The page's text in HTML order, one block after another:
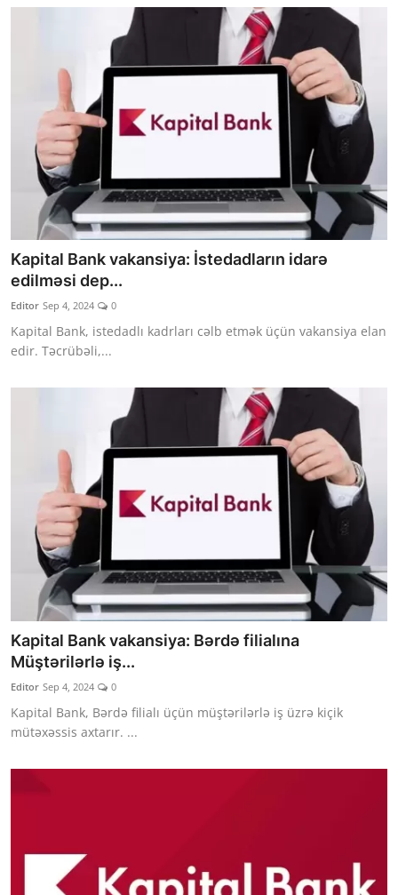
Kapital Bank vakansiya: İstedadların idarə
edilməsi dep...
Editor Sep 4, 2024 0
Kapital Bank, istedadlı kadrları cəlb etmək üçün vakansiya elan
edir. Təcrübəli,...
Kapital Bank vakansiya: Bərdə filialına
Müştərilərlə iş...
Editor Sep 4, 2024 0
Kapital Bank, Bərdə filialı üçün müştərilərlə iş üzrə kiçik
mütəxəssis axtarır. ...